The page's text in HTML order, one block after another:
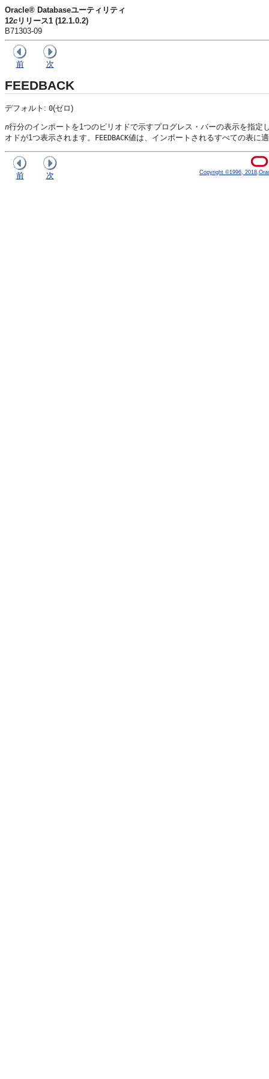
Oracle® Databaseユーティリティ
12c リリース1 (12.1.0.2)
B71303-09
前 次
FEEDBACK
デフォルト: 0(ゼロ)
n行分のインポートを1つのピリオドで示すプログレス・バーの表示を指定
オドが1つ表示されます。
FEEDBACK値は、インポートされるすべての表に
前 次 Copyright ©1996,